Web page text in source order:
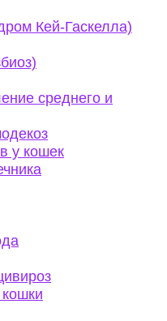
Кей-Гаскелла)
среднего и
у кошек